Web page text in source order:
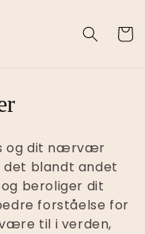
og dit nærvær
blandt andet
beroliger dit
forståelse for
til i verden,